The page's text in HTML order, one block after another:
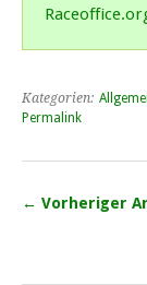
Kategorien:
Permalink
← Vorheriger